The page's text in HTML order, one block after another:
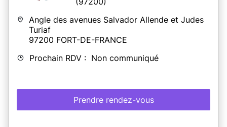
Angle des avenues Salvador Allende et Judes
Turiaf
97200 FORT-DE-FRANCE
Prochain RDV : Non communiqué
Prendre rendez-vous